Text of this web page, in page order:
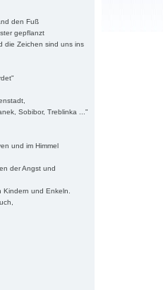
den Fuß
gepflanzt
die Zeichen sind uns ins
Sobibor, Treblinka ..."
und im Himmel
der Angst und
und Enkeln.